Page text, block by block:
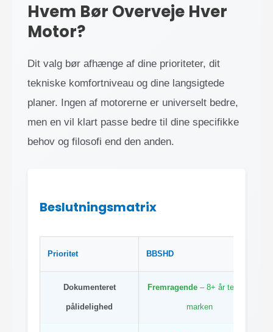
Hvem Bør Overveje Hver
Motor?
Dit valg bør afhænge af dine prioriteter, dit
tekniske komfortniveau og dine langsigtede
planer. Ingen af motorerne er universelt bedre,
men en vil klart passe bedre til dine specifikke
behov og filosofi end den anden.
Beslutningsmatrix
Prioritet BBSHD
Dokumenteret
pålidelighed
Fremragende– 8+ år testet i
marken